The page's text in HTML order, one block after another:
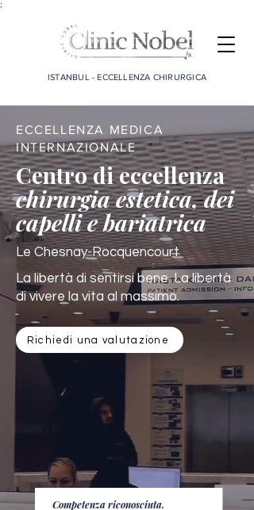
;
ISTANBUL - ECCELLENZA CHIRURGICA
ECCELLENZA MEDICA
INTERNAZIONALE
Centro di eccellenza
chirurgia estetica, dei
capelli e bariatrica
Le Chesnay-Rocquencourt
La libertà di sentirsi bene. La libertà
di vivere la vita al massimo.
Richiedi una valutazione
Competenza riconosciuta.